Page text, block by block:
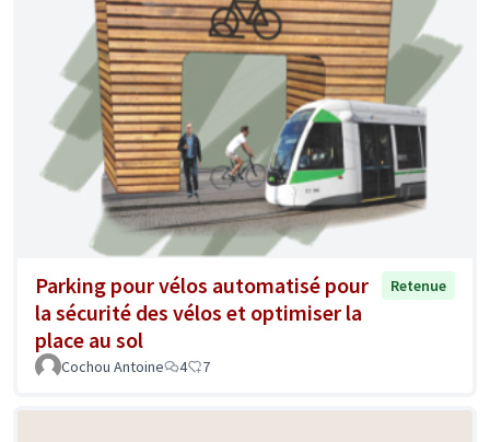
Parking pour vélos automatisé pour
la sécurité des vélos et optimiser la
place au sol
Retenue
Cochou Antoine 4 7